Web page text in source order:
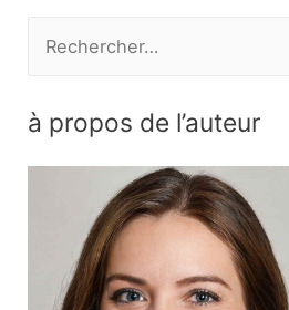
h
à propos de l’auteur